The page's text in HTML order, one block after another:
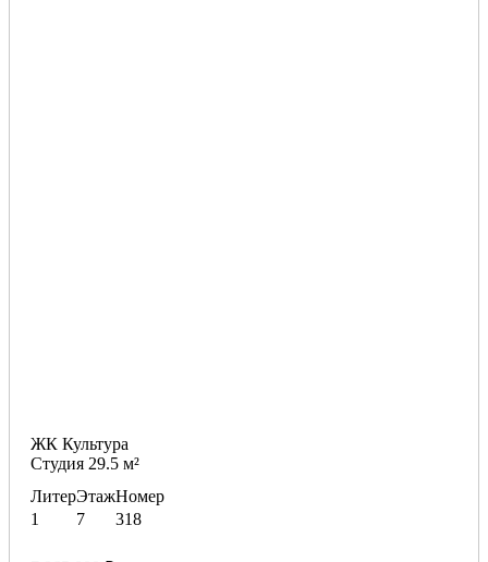
ЖК Культура
Студия 29.5 м²
Литер
1
Этаж
7
Номер
318